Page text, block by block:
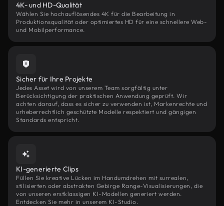
4K- und HD-Qualität
Wählen Sie hochauflösendes 4K für die Bearbeitung in
Produktionsqualität oder optimiertes HD für eine schnellere Web-
und Mobilperformance.
Sicher für Ihre Projekte
Jedes Asset wird von unserem Team sorgfältig unter
Berücksichtigung der praktischen Anwendung geprüft. Wir
achten darauf, dass es sicher zu verwenden ist, Markenrechte und
urheberrechtlich geschützte Modelle respektiert und gängigen
Standards entspricht.
KI-generierte Clips
Füllen Sie kreative Lücken im Handumdrehen mit surrealen,
stilisierten oder abstrakten Gebirge Range-Visualisierungen, die
von unseren erstklassigen KI-Modellen generiert werden.
Entdecken Sie mehr in unserem KI-Studio.